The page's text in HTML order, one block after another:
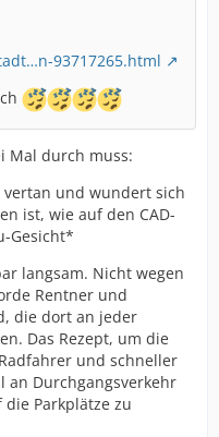
93717265.html
Mal durch muss:
und wundert sich
ist, wie auf den CAD-
Gesicht*
langsam. Nicht wegen
Rentner und
die dort an jeder
Das Rezept, um die
und schneller
an Durchgangsverkehr
Parkplätze zu